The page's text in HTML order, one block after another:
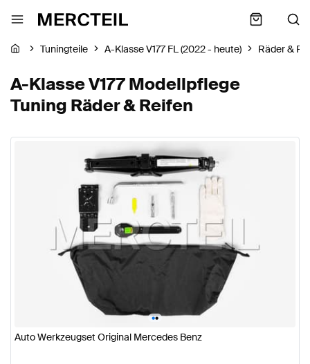
Tuningteile A-Klasse V177 FL (2022 - heute) Räder &
A-Klasse V177 Modellpflege
Tuning Räder & Reifen
••
Auto Werkzeugset Original Mercedes Benz